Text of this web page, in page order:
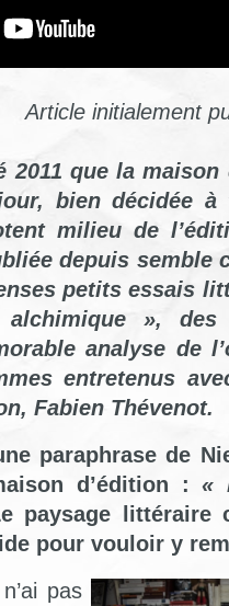
Article initialement
2011 que la
bien décidée à
milieu de
depuis semble
petits essais
», des
analyse de
entretenus
Fabien Thévenot.
paraphrase de
d’édition :«
paysage littéraire
pour vouloir y
pas